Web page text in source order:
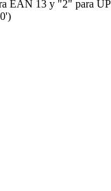
EAN 13 y "2" para